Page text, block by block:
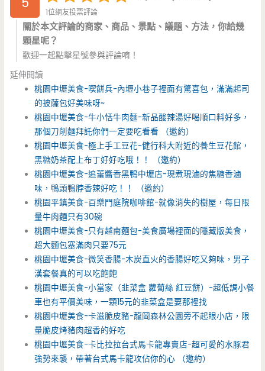
1位網友投票評論
關於本文評論的商家、商品、景點、議題、方法，你給幾
顆星呢？
歡迎一起點擊星號參與評論唷！
延伸閱讀
桃園中壢美食-喫餅兵-內壢小巷子裡面有驚喜包，滿滿起司
的披薩包好美味呀~
桃園中壢美食-牛小恬牛肉麵-新品酸辣湯好喝順口料好多，
那個刀削麵拜託你們一定要吃看看 （邀約）
桃園中壢美食-極上手工豆花-健行科大附近的養生豆花館，
黑糖奶茶配上布丁好好吃哦！！ （邀約）
桃園中壢美食-追蕾醬香黑鴨中壢店-現煮現滷的焦糖香滷
味，鴨頭鴨脖香辣好吃！！ （邀約）
桃園平鎮美食-百樂門庭院咖啡館-就像消失的樹屋，每日限
量牛肉麵只有30碗
桃園中壢美食-只有越南麵包-美食廣場裡面的隱藏版美食，
超大麵包塞滿肉只要75元
桃園中壢美食-微笑香腸-木炭直火的香腸好吃又夠味，男子
漢套餐真的可以吃飽飽
桃園中壢美食-小當家（韭菜盒 蘿蔔絲 紅豆餅）-超低調小餐
車也有平價美味，一顆15元的韭菜盒是要那裡找
桃園中壢美食-卡滋脆皮豬-龍岡森林公園旁不起眼小店，限
量脆皮烤豬肉超香的好吃
桃園中壢美食-卡比拉拉台式馬卡龍專賣店-超可愛的水豚君
強勢來襲，帶著台式馬卡龍攻佔你的心 （邀約）